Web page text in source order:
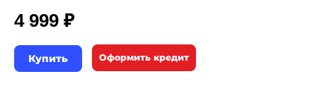
4 999 ₽
Купить Оформить кредит